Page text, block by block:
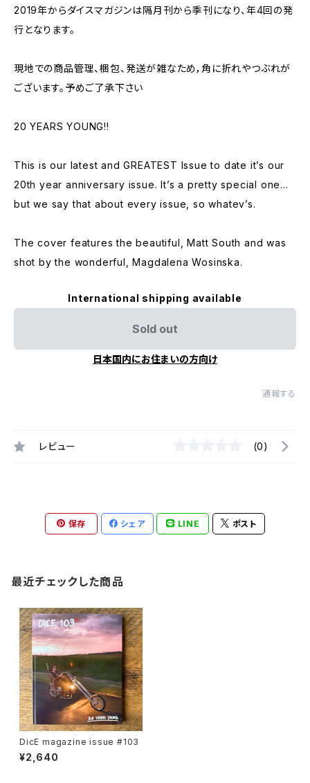
2019年からダイスマガジンは隔月刊から季刊になり、年4回の発
行となります。
現地での商品管理、梱包、発送が雑なため，角に折れやつぶれが
ございます。予めご了承下さい
20 YEARS YOUNG!!
This is our latest and GREATEST Issue to date it’s our
20th year anniversary issue. It’s a pretty special one…
but we say that about every issue, so whatev’s.
The cover features the beautiful, Matt South and was
shot by the wonderful, Magdalena Wosinska.
International shipping available
Sold out
日本国内にお住まいの方向け
通報する
レビュー (0)
保存 シェア LINE ポスト
最近チェックした商品
DicE magazine issue #103
¥2,640